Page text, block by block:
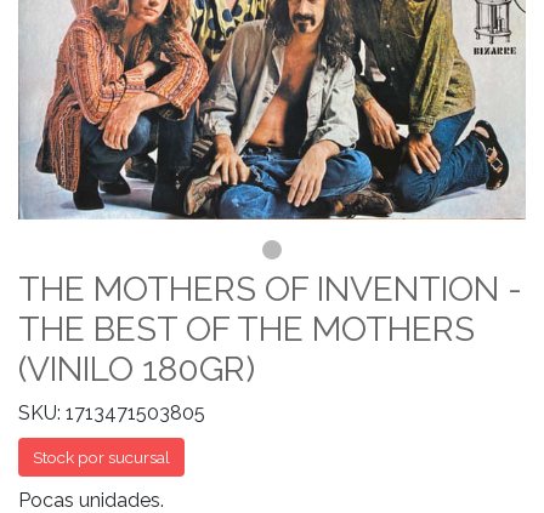
THE MOTHERS OF INVENTION -
THE BEST OF THE MOTHERS
(VINILO 180GR)
SKU: 1713471503805
Stock por sucursal
Pocas unidades.